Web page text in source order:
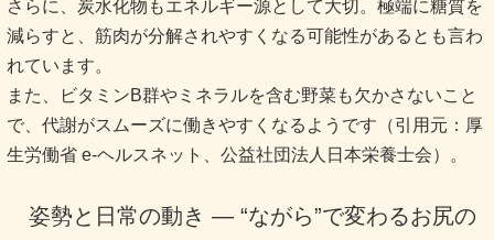
さらに、炭水化物もエネルギー源として大切。極端に糖質を
減らすと、筋肉が分解されやすくなる可能性があるとも言わ
れています。
また、ビタミンB群やミネラルを含む野菜も欠かさないこと
で、代謝がスムーズに働きやすくなるようです（引用元：厚
生労働省 e-ヘルスネット、公益社団法人日本栄養士会）。
姿勢と日常の動き ― “ながら”で変わるお尻の